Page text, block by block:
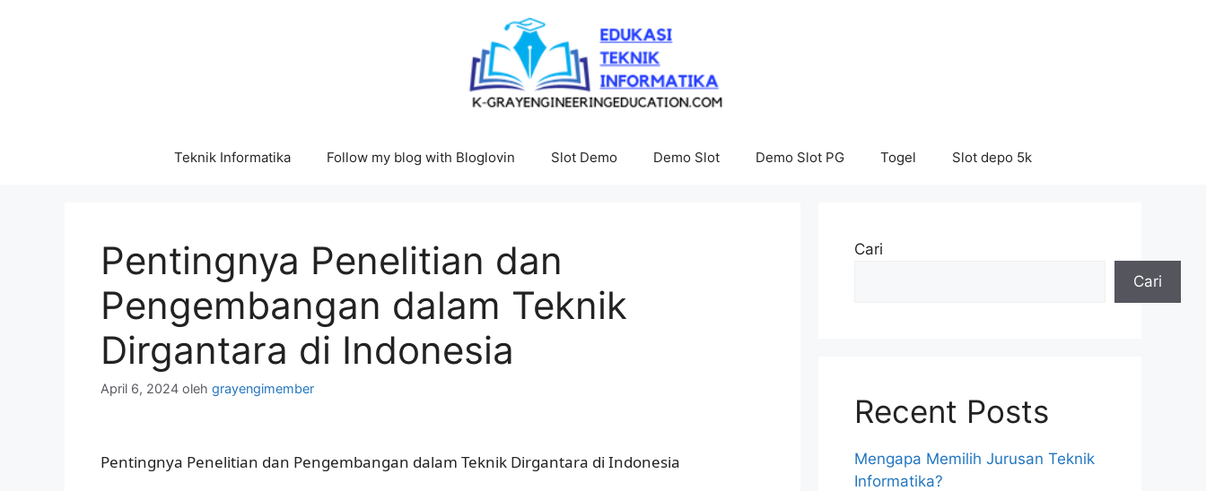
Teknik Informatika Follow my blog with Bloglovin Slot Demo Demo Slot Demo Slot PG Togel Slot depo 5k
Pentingnya Penelitian dan
Pengembangan dalam Teknik
Dirgantara di Indonesia
April 6, 2024 oleh grayengimember
Pentingnya Penelitian dan Pengembangan dalam Teknik Dirgantara di Indonesia
Cari
Cari
Recent Posts
Mengapa Memilih Jurusan Teknik
Informatika?